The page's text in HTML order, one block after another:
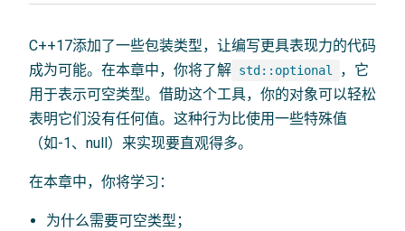
C++17添加了一些包装类型，让编写更具表现力的代码
成为可能。在本章中，你将了解 std::optional
，它
用于表示可空类型。借助这个工具，你的对象可以轻松
表明它们没有任何值。这种行为比使用一些特殊值
（如-1、null）来实现要直观得多。
在本章中，你将学习：
为什么需要可空类型；